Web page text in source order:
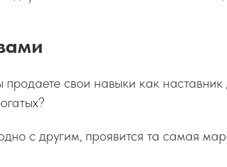
свои навыки как
с другим, проявится та самая